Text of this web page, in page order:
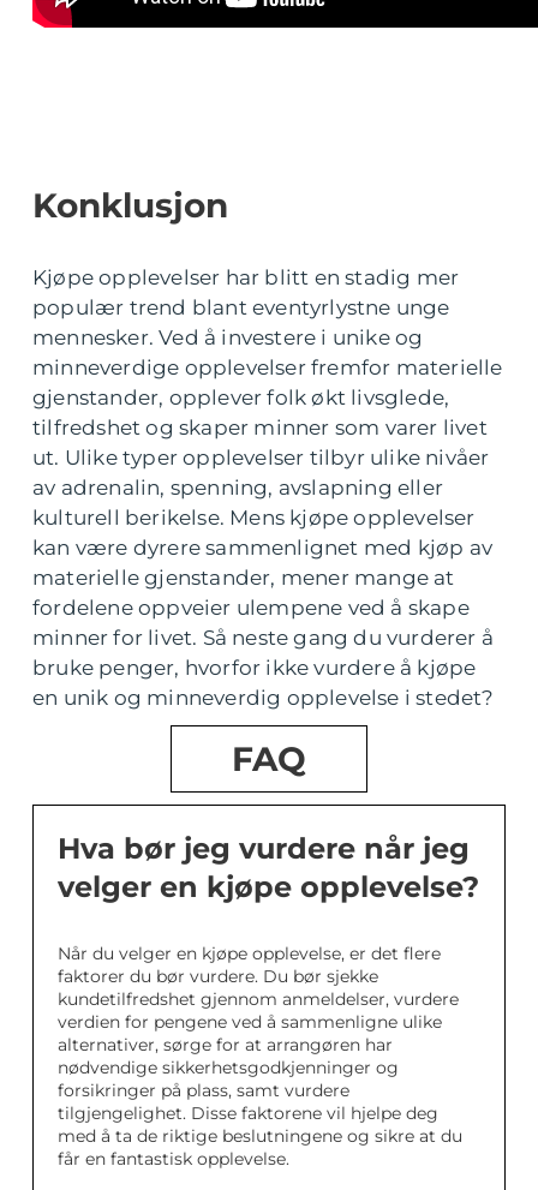
Konklusjon
Kjøpe opplevelser har blitt en stadig mer
populær trend blant eventyrlystne unge
mennesker. Ved å investere i unike og
minneverdige opplevelser fremfor materielle
gjenstander, opplever folk økt livsglede,
tilfredshet og skaper minner som varer livet
ut. Ulike typer opplevelser tilbyr ulike nivåer
av adrenalin, spenning, avslapning eller
kulturell berikelse. Mens kjøpe opplevelser
kan være dyrere sammenlignet med kjøp av
materielle gjenstander, mener mange at
fordelene oppveier ulempene ved å skape
minner for livet. Så neste gang du vurderer å
bruke penger, hvorfor ikke vurdere å kjøpe
en unik og minneverdig opplevelse i stedet?
FAQ
Hva bør jeg vurdere når jeg
velger en kjøpe opplevelse?
Når du velger en kjøpe opplevelse, er det flere
faktorer du bør vurdere. Du bør sjekke
kundetilfredshet gjennom anmeldelser, vurdere
verdien for pengene ved å sammenligne ulike
alternativer, sørge for at arrangøren har
nødvendige sikkerhetsgodkjenninger og
forsikringer på plass, samt vurdere
tilgjengelighet. Disse faktorene vil hjelpe deg
med å ta de riktige beslutningene og sikre at du
får en fantastisk opplevelse.